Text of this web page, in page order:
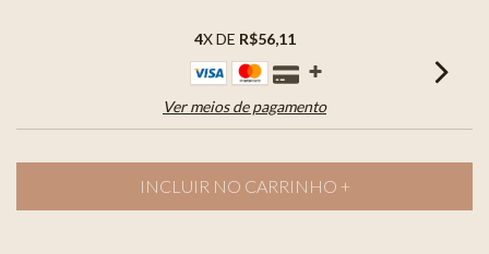
4X DE R$56,11
Ver meios de pagamento